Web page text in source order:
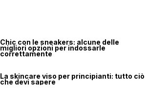
Chic con le sneakers: alcune delle
migliori opzioni per indossarle
correttamente
La skincare viso per principianti: tutto ciò
che devi sapere